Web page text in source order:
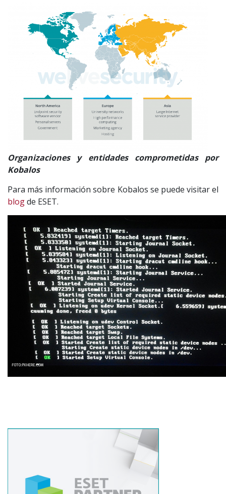
Organizaciones y entidades comprometidas por
Kobalos
Para más información sobre Kobalos se puede visitar el
blogde ESET.